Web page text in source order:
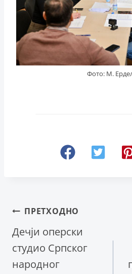
Фото: М.
Кретање
чланка
ПРЕТХОДНО
Дечји оперски
студио Српског
народног